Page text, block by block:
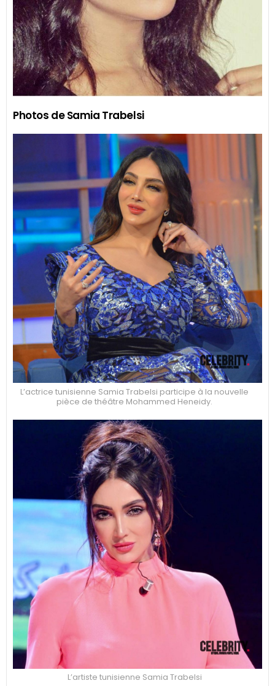
Photos de Samia Trabelsi
L’actrice tunisienne Samia Trabelsi participe à la nouvelle
pièce de théâtre Mohammed Heneidy.
L’artiste tunisienne Samia Trabelsi